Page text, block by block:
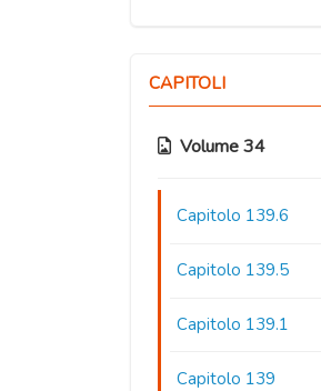
CAPITOLI
Volume 34
Capitolo 139.6
Capitolo 139.5
Capitolo 139.1
Capitolo 139